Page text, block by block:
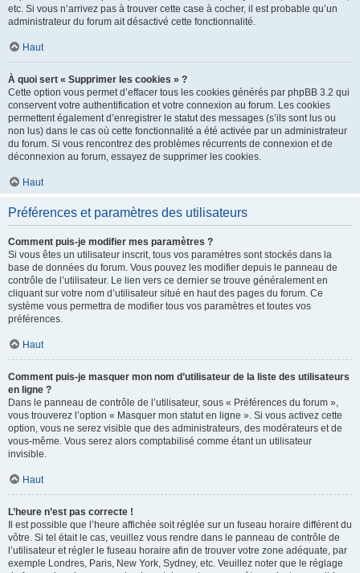
etc. Si vous n’arrivez pas à trouver cette case à cocher, il est probable qu’un
administrateur du forum ait désactivé cette fonctionnalité.
Haut
À quoi sert « Supprimer les cookies » ?
Cette option vous permet d’effacer tous les cookies générés par phpBB 3.2 qui
conservent votre authentification et votre connexion au forum. Les cookies
permettent également d’enregistrer le statut des messages (s’ils sont lus ou
non lus) dans le cas où cette fonctionnalité a été activée par un administrateur
du forum. Si vous rencontrez des problèmes récurrents de connexion et de
déconnexion au forum, essayez de supprimer les cookies.
Haut
Préférences et paramètres des utilisateurs
Comment puis-je modifier mes paramètres ?
Si vous êtes un utilisateur inscrit, tous vos paramètres sont stockés dans la
base de données du forum. Vous pouvez les modifier depuis le panneau de
contrôle de l’utilisateur. Le lien vers ce dernier se trouve généralement en
cliquant sur votre nom d’utilisateur situé en haut des pages du forum. Ce
système vous permettra de modifier tous vos paramètres et toutes vos
préférences.
Haut
Comment puis-je masquer mon nom d’utilisateur de la liste des utilisateurs
en ligne ?
Dans le panneau de contrôle de l’utilisateur, sous « Préférences du forum »,
vous trouverez l’option « Masquer mon statut en ligne ». Si vous activez cette
option, vous ne serez visible que des administrateurs, des modérateurs et de
vous-même. Vous serez alors comptabilisé comme étant un utilisateur
invisible.
Haut
L’heure n’est pas correcte !
Il est possible que l’heure affichée soit réglée sur un fuseau horaire différent du
vôtre. Si tel était le cas, veuillez vous rendre dans le panneau de contrôle de
l’utilisateur et régler le fuseau horaire afin de trouver votre zone adéquate, par
exemple Londres, Paris, New York, Sydney, etc. Veuillez noter que le réglage